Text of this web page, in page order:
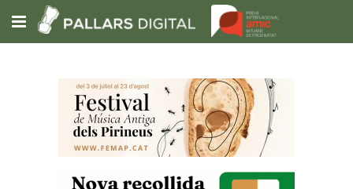
Subscriu-t'hi